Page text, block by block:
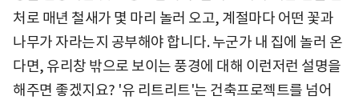
처로 매년 철새가 몇 마리 놀러 오고, 계절마다 어떤 꽃과
나무가 자라는지 공부해야 합니다. 누군가 내 집에 놀러 온
다면, 유리창 밖으로 보이는 풍경에 대해 이런저런 설명을
해주면 좋겠지요? '유 리트리트'는 건축프로젝트를 넘어